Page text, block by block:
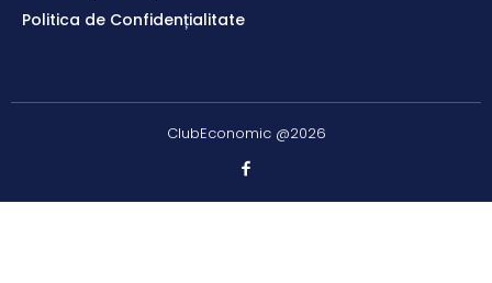
Politica de Confidențialitate
ClubEconomic @2026